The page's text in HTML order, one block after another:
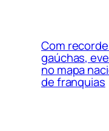
Com
gaúchas,
no mapa
de franquias